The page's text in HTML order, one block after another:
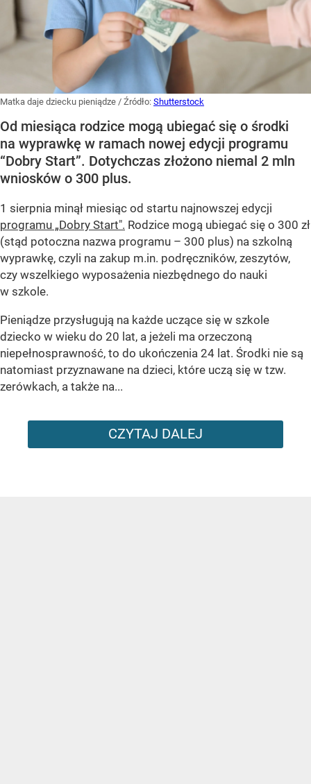
Matka daje dziecku pieniądze / Źródło: Shutterstock
Od miesiąca rodzice mogą ubiegać się o środki
na wyprawkę w ramach nowej edycji programu
“Dobry Start”. Dotychczas złożono niemal 2 mln
wniosków o 300 plus.
1 sierpnia minął miesiąc od startu najnowszej edycji
programu „Dobry Start". Rodzice mogą ubiegać się o 300 zł
(stąd potoczna nazwa programu – 300 plus) na szkolną
wyprawkę, czyli na zakup m.in. podręczników, zeszytów,
czy wszelkiego wyposażenia niezbędnego do nauki
w szkole.
Pieniądze przysługują na każde uczące się w szkole
dziecko w wieku do 20 lat, a jeżeli ma orzeczoną
niepełnosprawność, to do ukończenia 24 lat. Środki nie są
natomiast przyznawane na dzieci, które uczą się w tzw.
zerówkach, a także na...
CZYTAJ DALEJ